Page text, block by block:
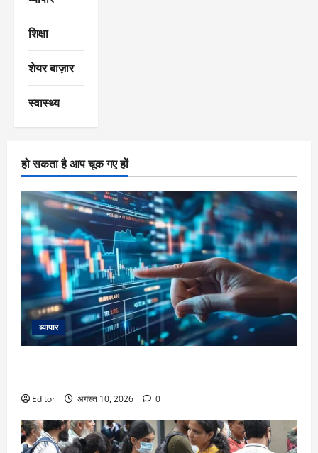
शिक्षा
शेयर बाज़ार
स्वास्थ्य
हो सकता है आप चूक गए हों
व्यापार
Editor अगस्त 10, 2026 0